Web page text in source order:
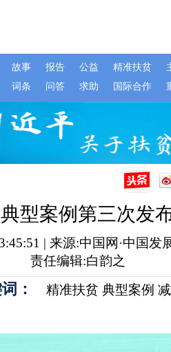
型案例第三次发
| 来源:中国网·中国发
责任编辑:白韵之
： 精准扶贫 典型案例